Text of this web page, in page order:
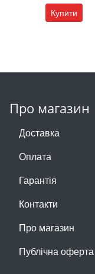
Купити
Про магазин
Доставка
Оплата
Гарантія
Контакти
Про магазин
Публічна оферта